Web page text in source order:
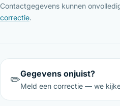
Contactgegevens kunnen
correctie.
✏️Gegevens onjuist?
Meld een correctie — we